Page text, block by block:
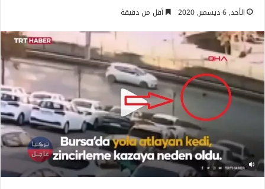
الأحد, 6 ديسمبر, 2020 أقل من دقيقة